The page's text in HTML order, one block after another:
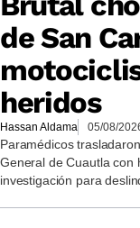
de San
heridos
Hassan Aldama 05/08/
Paramédicos
General de Cuautla con
investigación para